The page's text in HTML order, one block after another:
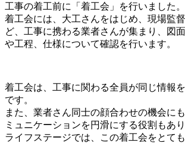
工事の着工前に「着工会」を行いました。
着工会には、大工さんをはじめ、現場監
ど、工事に携わる業者さんが集まり、図
や工程、仕様について確認を行います。
着工会は、工事に関わる全員が同じ情報
です。
また、業者さん同士の顔合わせの機会に
ミュニケーションを円滑にする役割もあり
ライフステージでは、この着工会をとて